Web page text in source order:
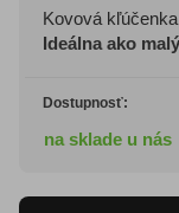
Kovová
Ideálna ako
Dostupnosť:
na sklade u nás